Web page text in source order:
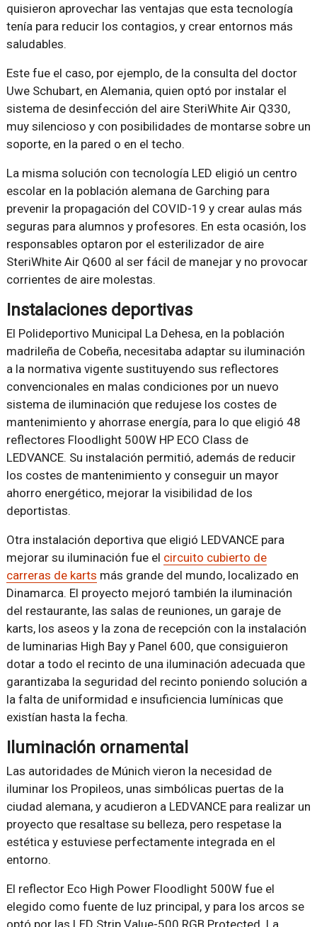
quisieron aprovechar las ventajas que esta tecnología
tenía para reducir los contagios, y crear entornos más
saludables.
Este fue el caso, por ejemplo, de la consulta del doctor
Uwe Schubart, en Alemania, quien optó por instalar el
sistema de desinfección del aire SteriWhite Air Q330,
muy silencioso y con posibilidades de montarse sobre un
soporte, en la pared o en el techo.
La misma solución con tecnología LED eligió un centro
escolar en la población alemana de Garching para
prevenir la propagación del COVID-19 y crear aulas más
seguras para alumnos y profesores. En esta ocasión, los
responsables optaron por el esterilizador de aire
SteriWhite Air Q600 al ser fácil de manejar y no provocar
corrientes de aire molestas.
Instalaciones deportivas
El Polideportivo Municipal La Dehesa, en la población
madrileña de Cobeña, necesitaba adaptar su iluminación
a la normativa vigente sustituyendo sus reflectores
convencionales en malas condiciones por un nuevo
sistema de iluminación que redujese los costes de
mantenimiento y ahorrase energía, para lo que eligió 48
reflectores Floodlight 500W HP ECO Class de
LEDVANCE. Su instalación permitió, además de reducir
los costes de mantenimiento y conseguir un mayor
ahorro energético, mejorar la visibilidad de los
deportistas.
Otra instalación deportiva que eligió LEDVANCE para
mejorar su iluminación fue el circuito cubierto de
carreras de karts más grande del mundo, localizado en
Dinamarca. El proyecto mejoró también la iluminación
del restaurante, las salas de reuniones, un garaje de
karts, los aseos y la zona de recepción con la instalación
de luminarias High Bay y Panel 600, que consiguieron
dotar a todo el recinto de una iluminación adecuada que
garantizaba la seguridad del recinto poniendo solución a
la falta de uniformidad e insuficiencia lumínicas que
existían hasta la fecha.
Iluminación ornamental
Las autoridades de Múnich vieron la necesidad de
iluminar los Propileos, unas simbólicas puertas de la
ciudad alemana, y acudieron a LEDVANCE para realizar un
proyecto que resaltase su belleza, pero respetase la
estética y estuviese perfectamente integrada en el
entorno.
El reflector Eco High Power Floodlight 500W fue el
elegido como fuente de luz principal, y para los arcos se
optó por las LED Strip Value-500 RGB Protected. La